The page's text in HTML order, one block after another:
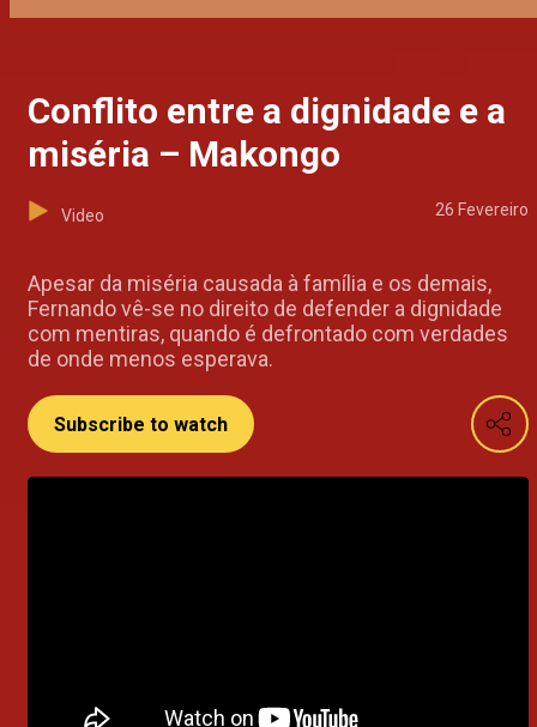
Conflito entre a dignidade e a
miséria – Makongo
Video 26 Fevereiro
Apesar da miséria causada à família e os demais,
Fernando vê-se no direito de defender a dignidade
com mentiras, quando é defrontado com verdades
de onde menos esperava.
Subscribe to watch